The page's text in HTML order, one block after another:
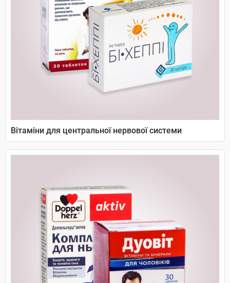
Вітаміни для центральної нервової системи